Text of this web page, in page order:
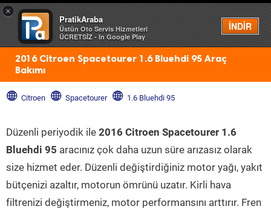
×
PratikAraba
Üstün Oto Servis Hizmetleri
ÜCRETSİZ - In Google Play
İNDİR
Menü
2016 Citroen Spacetourer 1.6 Bluehdi 95 Araç
Bakımı
Citroen Spacetourer 1.6 Bluehdi 95
Düzenli periyodik ile 2016 Citroen Spacetourer 1.6
Bluehdi 95 aracınız çok daha uzun süre arızasız olarak
size hizmet eder. Düzenli değiştirdiğiniz motor yağı, yakıt
bütçenizi azaltır, motorun ömrünü uzatır. Kirli hava
filtrenizi değiştirmeniz, motor performansını arttırır. Fren